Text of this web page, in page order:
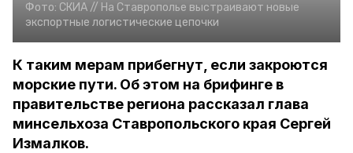
Фото: СКИА // На Ставрополье выстраивают новые
экспортные логистические цепочки
К таким мерам прибегнут, если закроются
морские пути. Об этом на брифинге в
правительстве региона рассказал глава
минсельхоза Ставропольского края Сергей
Измалков.